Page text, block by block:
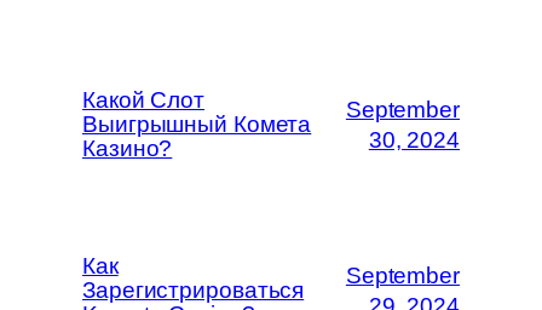
Какой Слот
Выигрышный Комета
Казино?
September
30, 2024
Как
Зарегистрироваться
September